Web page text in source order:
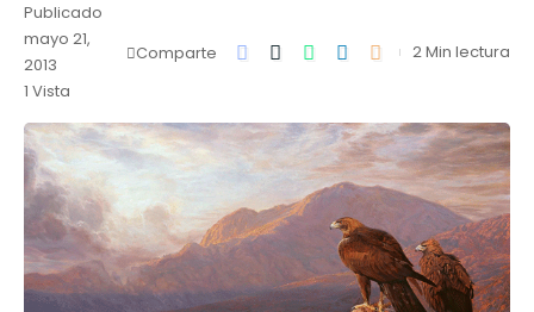
Publicado
mayo 21,
2013
1 Vista
Comparte 2 Min lectura